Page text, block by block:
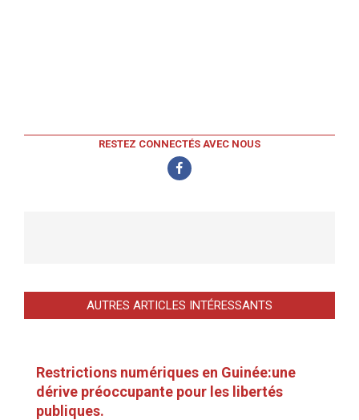
RESTEZ CONNECTÉS AVEC NOUS
AUTRES ARTICLES INTÉRESSANTS
Restrictions numériques en Guinée:une
dérive préoccupante pour les libertés
publiques.